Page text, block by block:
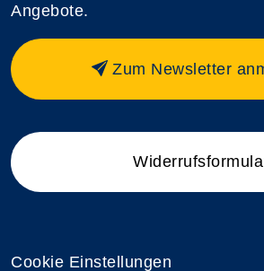
Angebote.
Zum Newsletter
Cookie Einstellungen